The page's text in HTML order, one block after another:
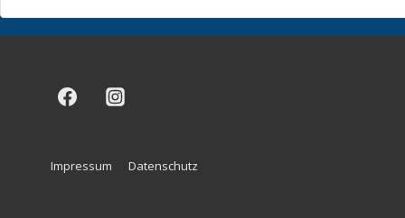
Footer-
Menü
Impressum Datenschutz